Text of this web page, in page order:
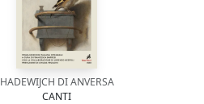
HADEWIJCH DI ANVERSA
CANTI